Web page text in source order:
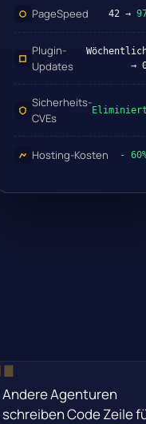
PageSpeed 42 →
Plugin-
Updates
→
Sicherheits-
CVEs
Hosting-Kosten -
Andere Agenturen
schreiben Code Zeile